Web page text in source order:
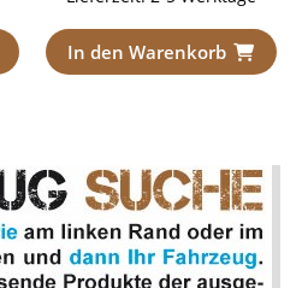
In den Warenkorb